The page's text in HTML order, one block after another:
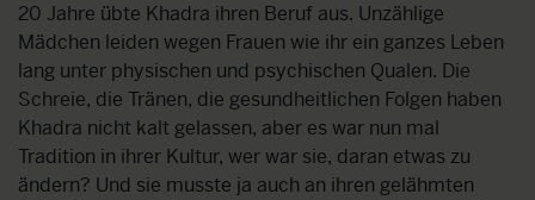
20 Jahre übte Khadra ihren Beruf aus. Unzählige
Mädchen leiden wegen Frauen wie ihr ein ganzes Leben
lang unter physischen und psychischen Qualen. Die
Schreie, die Tränen, die gesundheitlichen Folgen haben
Khadra nicht kalt gelassen, aber es war nun mal
Tradition in ihrer Kultur, wer war sie, daran etwas zu
ändern? Und sie musste ja auch an ihren gelähmten